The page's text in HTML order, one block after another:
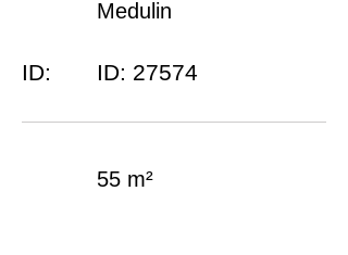
ID:
Medulin
ID: 27574
55 m²